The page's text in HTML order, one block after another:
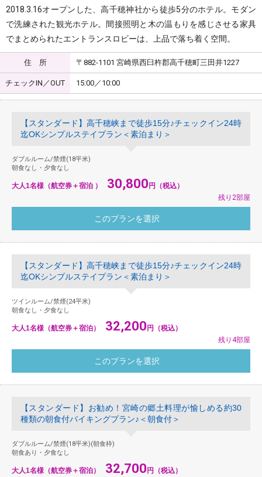
2018.3.16オープンした、高千穂神社から徒歩5分のホテル。モダン
で洗練された観光ホテル。間接照明と木の温もりを感じさせる家具
でまとめられたエントランスロビーは、上品で落ち着く空間。
住 所 〒882-1101 宮崎県西臼杵郡高千穂町三田井1227
チェックIN／OUT 15:00／10:00
【スタンダード】高千穂峡まで徒歩15分♪チェックイン24時
迄OKシンプルステイプラン＜素泊まり＞
ダブルルーム/禁煙(18平米)
朝食なし・夕食なし
大人1名様（航空券＋宿泊 ） 30,800 円（税込）
残り2部屋
【スタンダード】高千穂峡まで徒歩15分♪チェックイン24時
迄OKシンプルステイプラン＜素泊まり＞
ツインルーム/禁煙(24平米)
朝食なし・夕食なし
大人1名様（航空券＋宿泊） 32,200 円（税込）
残り4部屋
【スタンダード】お勧め！宮崎の郷土料理が愉しめる約30
種類の朝食付バイキングプラン♪＜朝食付＞
ダブルルーム/禁煙(18平米)(朝食枠)
朝食あり・夕食なし
大人1名様（航空券＋宿泊） 32,700 円（税込）